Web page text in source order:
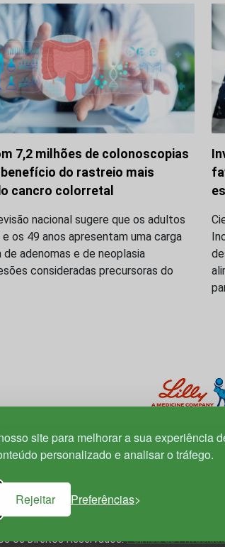
site para melhorar a sua experiência
personalizado e analisar o tráfego.
Rejeitar Preferências
7,2 milhões de colonoscopias
do rastreio mais
cancro colorretal
nacional sugere que os adultos
os 49 anos apresentam uma carga
adenomas e de neoplasia
consideradas precursoras do
| Portugal
os Direitos Reservados.Política de